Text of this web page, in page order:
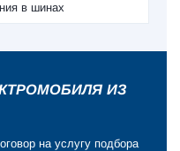
в шинах
ИЗ
на услугу подбора